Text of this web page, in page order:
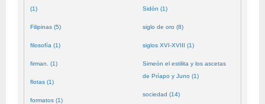
(1)
Filipinas (5)
filosofía (1)
firman. (1)
flotas (1)
formatos (1)
Sidón (1)
siglo de oro (8)
siglos XVI-XVIII (1)
Simeón el estilita y los ascetas
de Príapo y Juno (1)
sociedad (14)